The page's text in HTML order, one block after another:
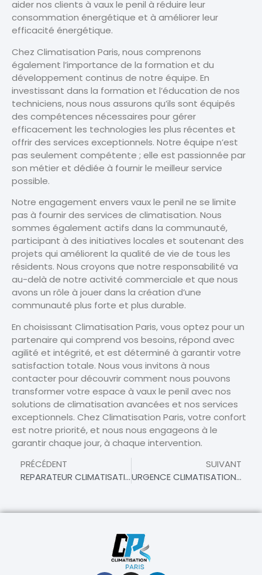
aider nos clients à vaux le penil à réduire leur
consommation énergétique et à améliorer leur
efficacité énergétique.
Chez Climatisation Paris, nous comprenons
également l’importance de la formation et du
développement continus de notre équipe. En
investissant dans la formation et l’éducation de nos
techniciens, nous nous assurons qu’ils sont équipés
des compétences nécessaires pour gérer
efficacement les technologies les plus récentes et
offrir des services exceptionnels. Notre équipe n’est
pas seulement compétente ; elle est passionnée par
son métier et dédiée à fournir le meilleur service
possible.
Notre engagement envers vaux le penil ne se limite
pas à fournir des services de climatisation. Nous
sommes également actifs dans la communauté,
participant à des initiatives locales et soutenant des
projets qui améliorent la qualité de vie de tous les
résidents. Nous croyons que notre responsabilité va
au-delà de notre activité commerciale et que nous
avons un rôle à jouer dans la création d’une
communauté plus forte et plus durable.
En choisissant Climatisation Paris, vous optez pour un
partenaire qui comprend vos besoins, répond avec
agilité et intégrité, et est déterminé à garantir votre
satisfaction totale. Nous vous invitons à nous
contacter pour découvrir comment nous pouvons
transformer votre espace à vaux le penil avec nos
solutions de climatisation avancées et nos services
exceptionnels. Chez Climatisation Paris, votre confort
est notre priorité, et nous nous engageons à le
garantir chaque jour, à chaque intervention.
PRÉCÉDENT
REPARATEUR CLIMATISATION À VAUX LE PENIL
SUIVANT
URGENCE CLIMATISATION À VAUX LE PENIL – INTERVENTION RAPIDE ET EFFICACE